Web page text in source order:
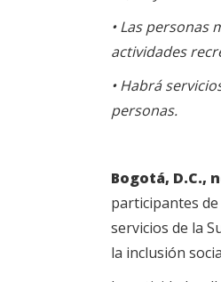
• Las personas
actividades
• Habrá
personas.
Bogotá, D.C.,
participantes
servicios de la
la inclusión